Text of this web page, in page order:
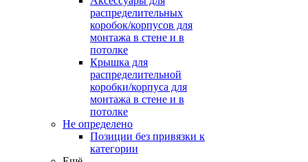
распределительных
коробок/корпусов для
монтажа в стене и в
потолке
Крышка для
распределительной
коробки/корпуса для
монтажа в стене и в
потолке
Не определено
Позиции без привязки к
категории